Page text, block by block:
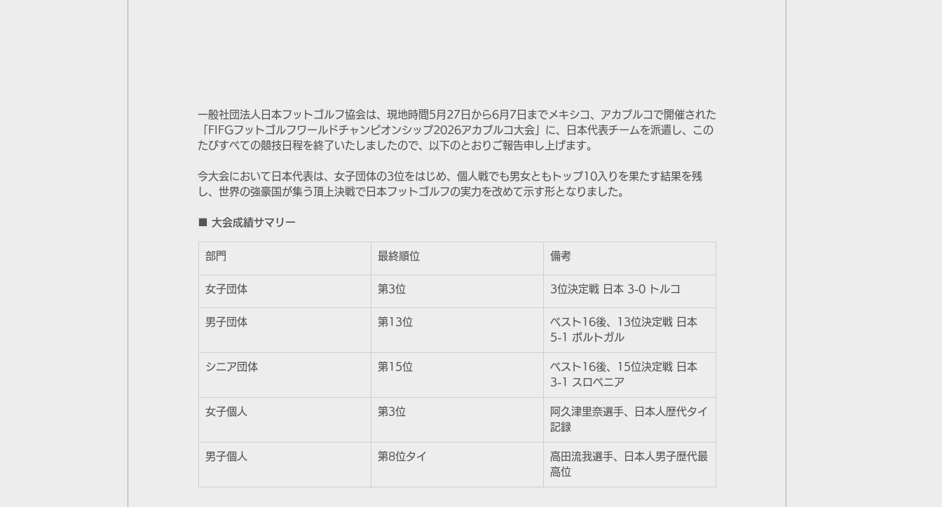
一般社団法人日本フットゴルフ協会は、現地時間5月27日から6月7日までメキシコ、アカプルコで開催された
「FIFGフットゴルフワールドチャンピオンシップ2026アカプルコ大会」に、日本代表チームを派遣し、この
たびすべての競技日程を終了いたしましたので、以下のとおりご報告申し上げます。
今大会において日本代表は、女子団体の3位をはじめ、個人戦でも男女ともトップ10入りを果たす結果を残
し、世界の強豪国が集う頂上決戦で日本フットゴルフの実力を改めて示す形となりました。
■ 大会成績サマリー
部門 最終順位 備考
女子団体 第3位 3位決定戦 日本 3-0 トルコ
男子団体 第13位
ベスト16後、13位決定戦 日本
5-1 ポルトガル
シニア団体 第15位
ベスト16後、15位決定戦 日本
3-1 スロベニア
女子個人 第3位
阿久津里奈選手、日本人歴代タイ
記録
男子個人 第8位タイ
高田流我選手、日本人男子歴代最
高位